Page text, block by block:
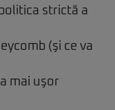
strictă a
(şi ce va
mai uşor